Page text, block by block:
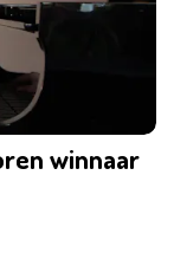
winnaar